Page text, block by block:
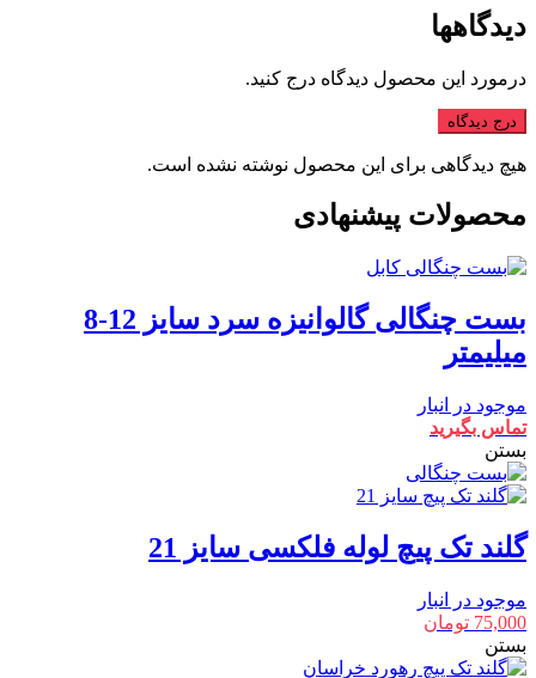
دیدگاهها
درمورد این محصول دیدگاه درج کنید.
درج دیدگاه
هیچ دیدگاهی برای این محصول نوشته نشده است.
محصولات پیشنهادی
بست چنگالی گالوانیزه سرد سایز 12-8
میلیمتر
موجود در انبار
تماس بگیرید
بستن
گلند تک پیچ لوله فلکسی سایز 21
موجود در انبار
75,000 تومان
بستن